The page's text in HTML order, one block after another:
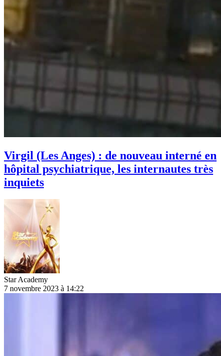
Virgil (Les Anges) : de nouveau interné en
hôpital psychiatrique, les internautes très
inquiets
Star Academy
7 novembre 2023 à 14:22